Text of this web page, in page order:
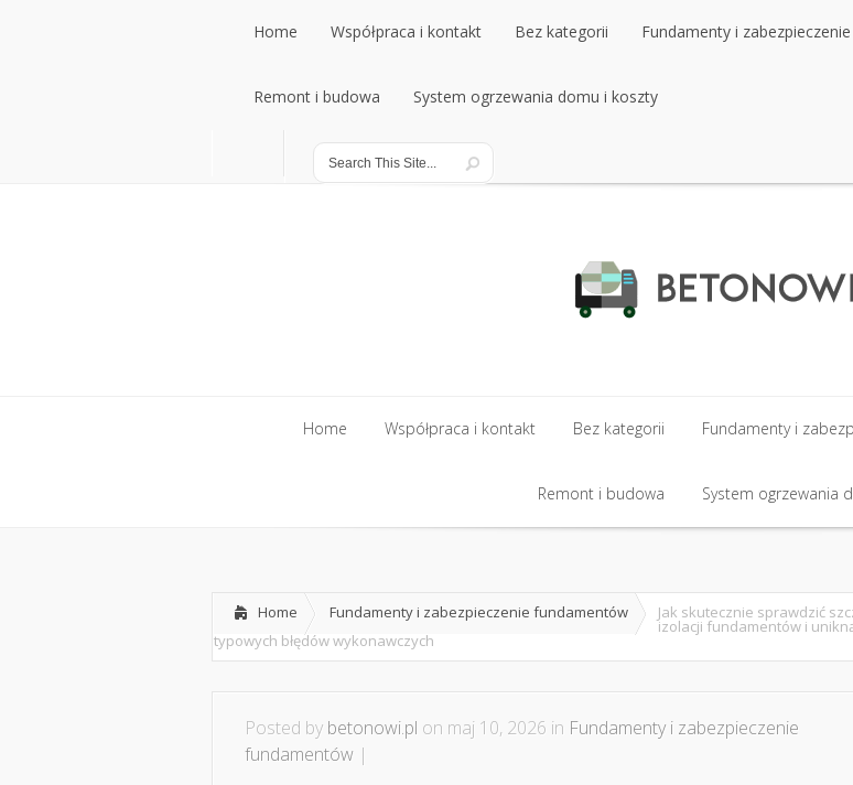
Home Współpraca i kontakt Bez kategorii Fundamenty i
Remont i budowa System ogrzewania domu i koszty
Home Współpraca i kontakt Bez kategorii Fundamenty i
Remont i budowa System ogrzewania
Home Fundamenty i zabezpieczenie fundamentów Jak skutecznie sprawdzić
izolacji fundamentów i
typowych błędów wykonawczych
Posted by betonowi.pl on maj 10, 2026 in Fundamenty i zabezpieczenie
fundamentów |